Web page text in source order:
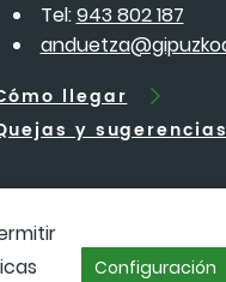
Tel:943 802 187
llegar
y
Configuración